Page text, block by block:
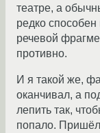
театре, а
редко
речевой
противно.
И я такой же,
оканчивал, а
лепить так,
попало. Пришёл